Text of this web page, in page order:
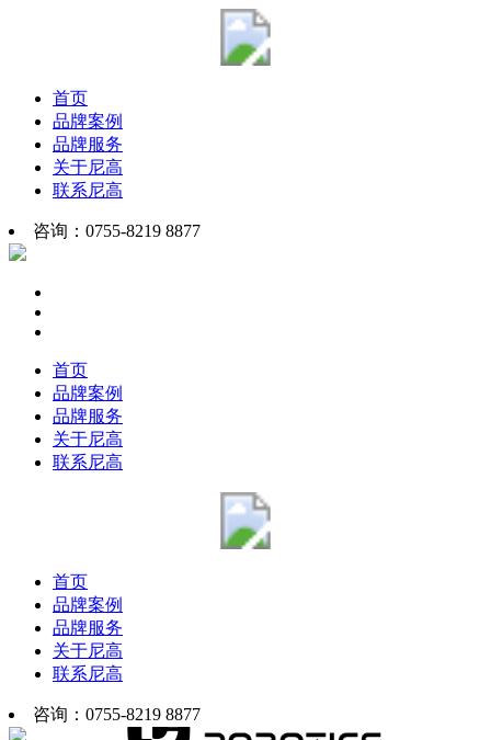
首页
品牌案例
品牌服务
关于尼高
联系尼高
咨询：0755-8219 8877
首页
品牌案例
品牌服务
关于尼高
联系尼高
首页
品牌案例
品牌服务
关于尼高
联系尼高
咨询：0755-8219 8877